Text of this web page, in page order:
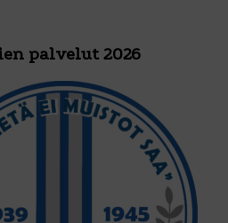
palvelut 2026